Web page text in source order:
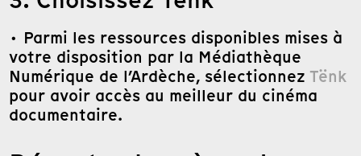
· Parmi les ressources disponibles mises à
votre disposition par la Médiathèque
Numérique de l’Ardèche, sélectionnez Tënk
pour avoir accès au meilleur du cinéma
documentaire.